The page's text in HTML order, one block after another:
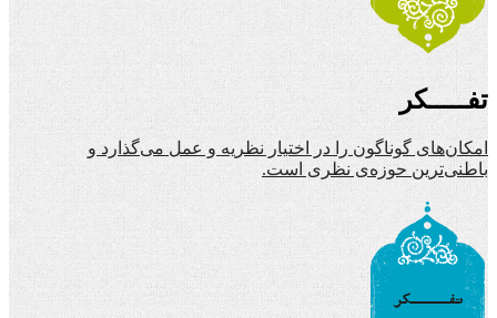
تفـــــکر
امکان‌های گوناگون را در اختیار نظریه و عمل می‌گذارد و
باطنی‌ترین حوزه‌ی نظری است.